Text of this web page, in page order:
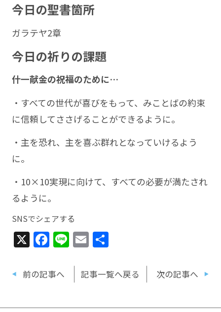
今日の聖書箇所
ガラテヤ2章
今日の祈りの課題
什一献金の祝福のために…
・すべての世代が喜びをもって、みことばの約束
に信頼してささげることができるように。
・主を恐れ、主を喜ぶ群れとなっていけるよう
に。
・10×10実現に向けて、すべての必要が満たされ
るように。
SNSでシェアする
X Facebook
LineEmail
共
前の記事へ 記事一覧へ戻る 次の記事へ